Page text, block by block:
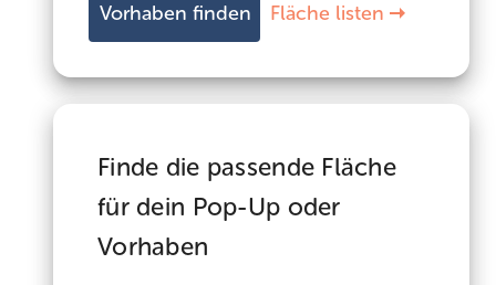
Vorhaben finden Fläche listen
Finde die passende Fläche
für dein Pop-Up oder
Vorhaben